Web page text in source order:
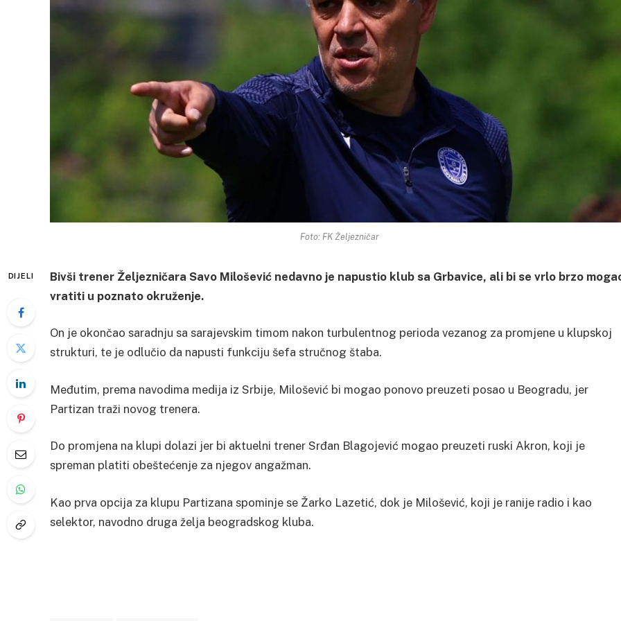
Foto: FK Željezničar
DIJELI
Bivši trener Željezničara Savo Milošević nedavno je napustio klub sa Grbavice, ali bi se vrlo brzo
vratiti u poznato okruženje.
On je okončao saradnju sa sarajevskim timom nakon turbulentnog perioda vezanog za promjene u klupskoj
strukturi, te je odlučio da napusti funkciju šefa stručnog štaba.
Međutim, prema navodima medija iz Srbije, Milošević bi mogao ponovo preuzeti posao u Beogradu, jer
Partizan traži novog trenera.
Do promjena na klupi dolazi jer bi aktuelni trener Srđan Blagojević mogao preuzeti ruski Akron, koji je
spreman platiti obeštećenje za njegov angažman.
Kao prva opcija za klupu Partizana spominje se Žarko Lazetić, dok je Milošević, koji je ranije radio i kao
selektor, navodno druga želja beogradskog kluba.